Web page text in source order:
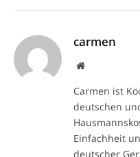
carmen
Website
Carmen ist
deutschen
Einfachheit
deutscher